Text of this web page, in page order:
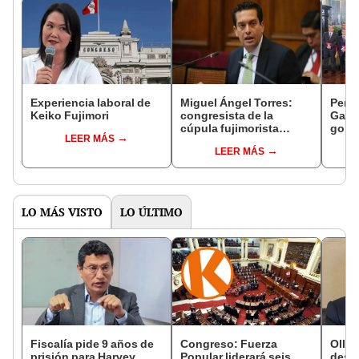
Experiencia laboral de
Keiko Fujimori
LEER MÁS
Miguel Ángel Torres:
congresista de la
cúpula fujimorista
del SenadoLEER MÁS
LO MÁS VISTO LO ÚLTIMO
Fiscalía pide 9 años de
Congreso: Fuerza